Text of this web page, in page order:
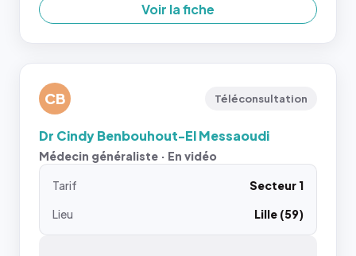
Voir la fiche
CB Téléconsultation
Dr Cindy Benbouhout-El Messaoudi
Médecin généraliste · En vidéo
Tarif
Secteur 1
Lieu
Lille (59)